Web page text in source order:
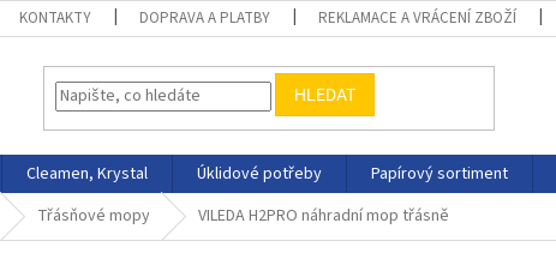
KONTAKTY DOPRAVA A PLATBY REKLAMACE A VRÁCENÍ ZBOŽÍ
HLEDAT
Cleamen, Krystal Úklidové potřeby Papírový sortiment
Třásňové mopy VILEDA H2PRO náhradní mop třásně